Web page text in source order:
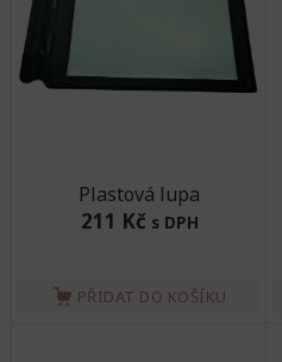
Plastová lupa
211 Kč s DPH
PŘIDAT DO KOŠÍKU